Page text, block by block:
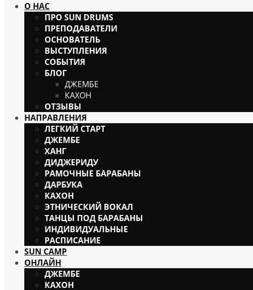
О НАС
ПРО SUN DRUMS
ПРЕПОДАВАТЕЛИ
ОСНОВАТЕЛЬ
ВЫСТУПЛЕНИЯ
СОБЫТИЯ
БЛОГ
ДЖЕМБЕ
КАХОН
ОТЗЫВЫ
НАПРАВЛЕНИЯ
ЛЕГКИЙ СТАРТ
ДЖЕМБЕ
ХАНГ
ДИДЖЕРИДУ
РАМОЧНЫЕ БАРАБАНЫ
ДАРБУКА
КАХОН
ЭТНИЧЕСКИЙ ВОКАЛ
ТАНЦЫ ПОД БАРАБАНЫ
ИНДИВИДУАЛЬНЫЕ
РАСПИСАНИЕ
SUN CAMP
ОНЛАЙН
ДЖЕМБЕ
КАХОН